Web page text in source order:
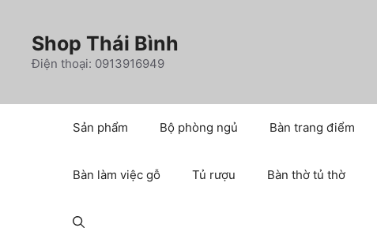
dung
Shop Thái Bình
Điện thoại: 0913916949
Sản phẩm Bộ phòng ngủ Bàn trang điểm
Bàn làm việc gỗ Tủ rượu Bàn thờ tủ thờ